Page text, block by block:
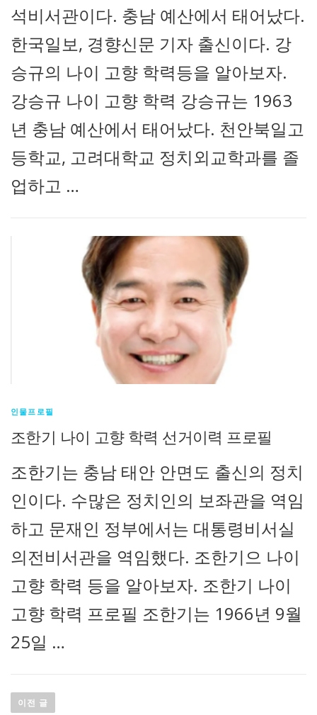
석비서관이다. 충남 예산에서 태어났다.
한국일보, 경향신문 기자 출신이다. 강
승규의 나이 고향 학력등을 알아보자.
강승규 나이 고향 학력 강승규는 1963
년 충남 예산에서 태어났다. 천안북일고
등학교, 고려대학교 정치외교학과를 졸
업하고 …
인물프로필
조한기 나이 고향 학력 선거이력 프로필
조한기는 충남 태안 안면도 출신의 정치
인이다. 수많은 정치인의 보좌관을 역임
하고 문재인 정부에서는 대통령비서실
의전비서관을 역임했다. 조한기으 나이
고향 학력 등을 알아보자. 조한기 나이
고향 학력 프로필 조한기는 1966년 9월
25일 …
글
이전 글